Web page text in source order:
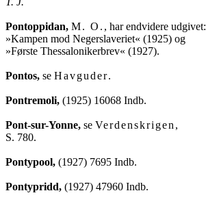
Pontoppidan, M. O. , har endvidere udgivet:
»Kampen mod Negerslaveriet« (1925) og
»Første Thessalonikerbrev« (1927).
Pontos, se Havguder.
Pontremoli, (1925) 16068 Indb.
Pont-sur-Yonne, se Verdenskrigen ,
S. 780.
Pontypool, (1927) 7695 Indb.
Pontypridd, (1927) 47960 Indb.